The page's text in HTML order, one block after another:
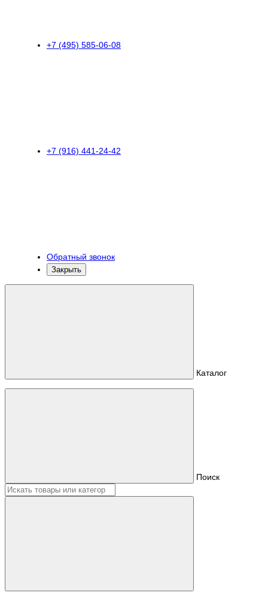
+7 (495) 585-06-08
+7 (916) 441-24-42
Обратный звонок
Закрыть
Каталог
Поиск